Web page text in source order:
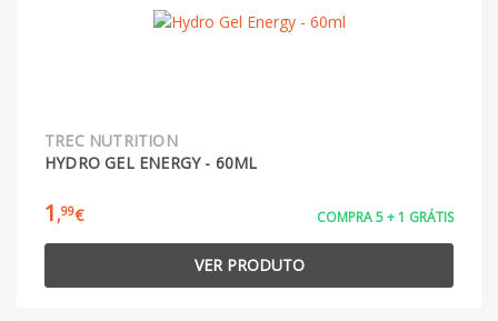
TREC NUTRITION
HYDRO GEL ENERGY - 60ML
1 ,99€ COMPRA 5 + 1 GRÁTIS
VER PRODUTO